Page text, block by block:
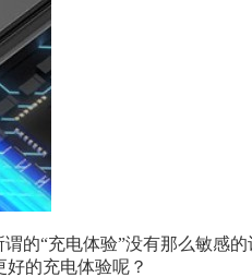
的“充电体验”没有那么敏感
的充电体验呢？